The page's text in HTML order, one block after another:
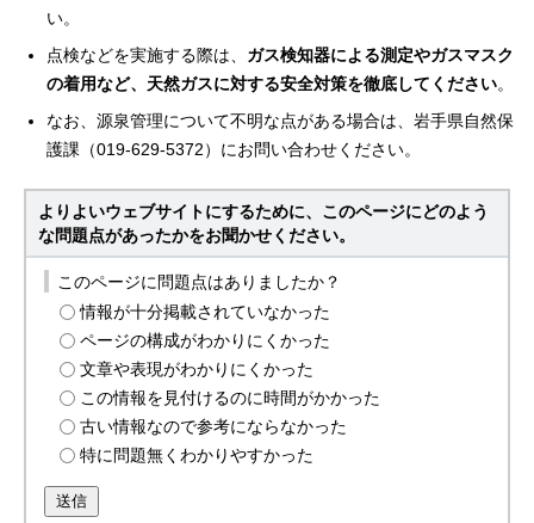
い。
点検などを実施する際は、 ガス検知器による測定やガスマスク
の着用など、天然ガスに対する安全対策を徹底してください。
なお、源泉管理について不明な点がある場合は、岩手県自然保
護課（019-629-5372）にお問い合わせください。
よりよいウェブサイトにするために、このページにどのよう
な問題点があったかをお聞かせください。
このページに問題点はありましたか？
情報が十分掲載されていなかった
ページの構成がわかりにくかった
文章や表現がわかりにくかった
この情報を見付けるのに時間がかかった
古い情報なので参考にならなかった
特に問題無くわかりやすかった
送信